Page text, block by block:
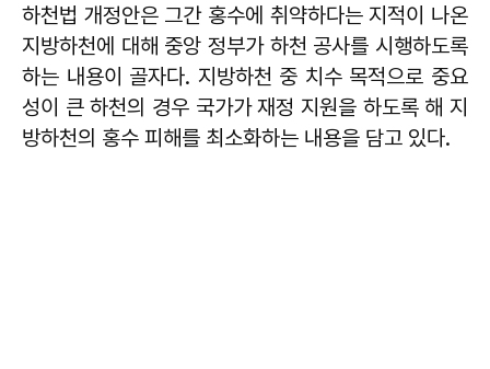
하천법 개정안은 그간 홍수에 취약하다는 지적이 나온
지방하천에 대해 중앙 정부가 하천 공사를 시행하도록
하는 내용이 골자다. 지방하천 중 치수 목적으로 중요
성이 큰 하천의 경우 국가가 재정 지원을 하도록 해 지
방하천의 홍수 피해를 최소화하는 내용을 담고 있다.